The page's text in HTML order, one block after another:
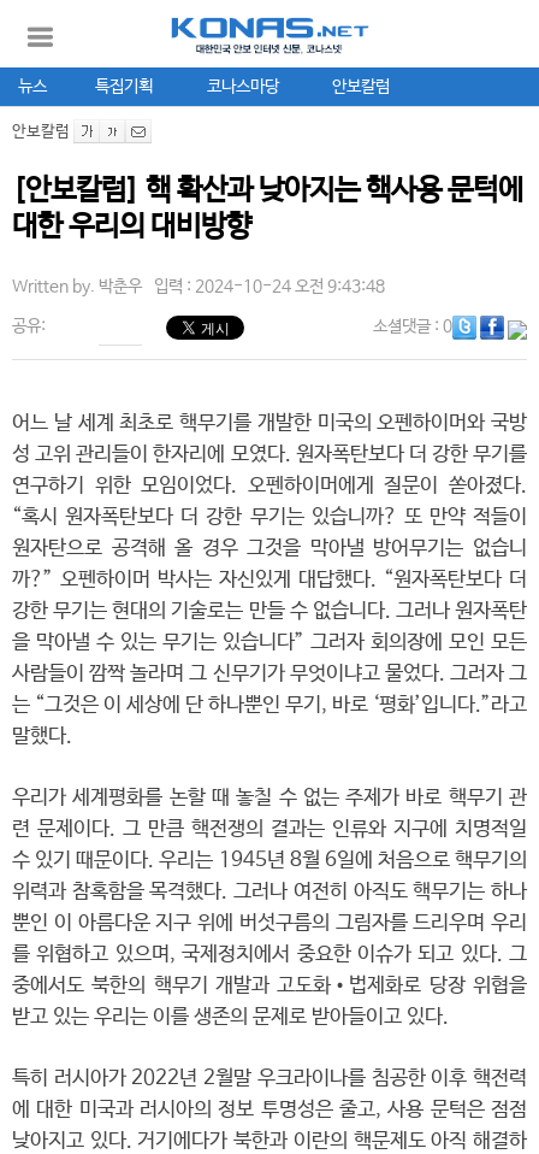
뉴스 특집기획 코나스마당 안보칼럼
안보칼럼
[안보칼럼] 핵 확산과 낮아지는 핵사용 문턱에
대한 우리의 대비방향
Written by. 박춘우 입력 : 2024-10-24 오전 9:43:48
공유: 소셜댓글: 0
어느 날 세계 최초로 핵무기를 개발한 미국의 오펜하이머와 국방
성 고위 관리들이 한자리에 모였다. 원자폭탄보다 더 강한 무기를
연구하기 위한 모임이었다. 오펜하이머에게 질문이 쏟아졌다.
“혹시 원자폭탄보다 더 강한 무기는 있습니까? 또 만약 적들이
원자탄으로 공격해 올 경우 그것을 막아낼 방어무기는 없습니
까?” 오펜하이머 박사는 자신있게 대답했다. “원자폭탄보다 더
강한 무기는 현대의 기술로는 만들 수 없습니다. 그러나 원자폭탄
을 막아낼 수 있는 무기는 있습니다” 그러자 회의장에 모인 모든
사람들이 깜짝 놀라며 그 신무기가 무엇이냐고 물었다. 그러자 그
는 “그것은 이 세상에 단 하나뿐인 무기, 바로 ‘평화’입니다.”라고
말했다.
우리가 세계평화를 논할 때 놓칠 수 없는 주제가 바로 핵무기 관
련 문제이다. 그 만큼 핵전쟁의 결과는 인류와 지구에 치명적일
수 있기 때문이다. 우리는 1945년 8월 6일에 처음으로 핵무기의
위력과 참혹함을 목격했다. 그러나 여전히 아직도 핵무기는 하나
뿐인 이 아름다운 지구 위에 버섯구름의 그림자를 드리우며 우리
를 위협하고 있으며, 국제정치에서 중요한 이슈가 되고 있다. 그
중에서도 북한의 핵무기 개발과 고도화•법제화로 당장 위협을
받고 있는 우리는 이를 생존의 문제로 받아들이고 있다.
특히 러시아가 2022년 2월말 우크라이나를 침공한 이후 핵전력
에 대한 미국과 러시아의 정보 투명성은 줄고, 사용 문턱은 점점
낮아지고 있다. 거기에다가 북한과 이란의 핵문제도 아직 해결하